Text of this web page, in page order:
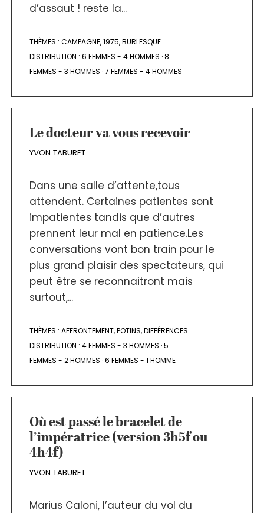
d’assaut ! reste la...
THÈMES : CAMPAGNE,1975,BURLESQUE
DISTRIBUTION : 6 FEMMES - 4 HOMMES ·8
FEMMES - 3 HOMMES ·7 FEMMES - 4 HOMMES
Le docteur va vous recevoir
YVON TABURET
Dans une salle d’attente,tous
attendent. Certaines patientes sont
impatientes tandis que d’autres
prennent leur mal en patience.Les
conversations vont bon train pour le
plus grand plaisir des spectateurs, qui
peut être se reconnaitront mais
surtout,...
THÈMES : AFFRONTEMENT,POTINS,DIFFÉRENCES
DISTRIBUTION : 4 FEMMES - 3 HOMMES ·5
FEMMES - 2 HOMMES ·6 FEMMES - 1 HOMME
Où est passé le bracelet de
l’impératrice (version 3h5f ou
4h4f)
YVON TABURET
Marius Caloni, l’auteur du vol du